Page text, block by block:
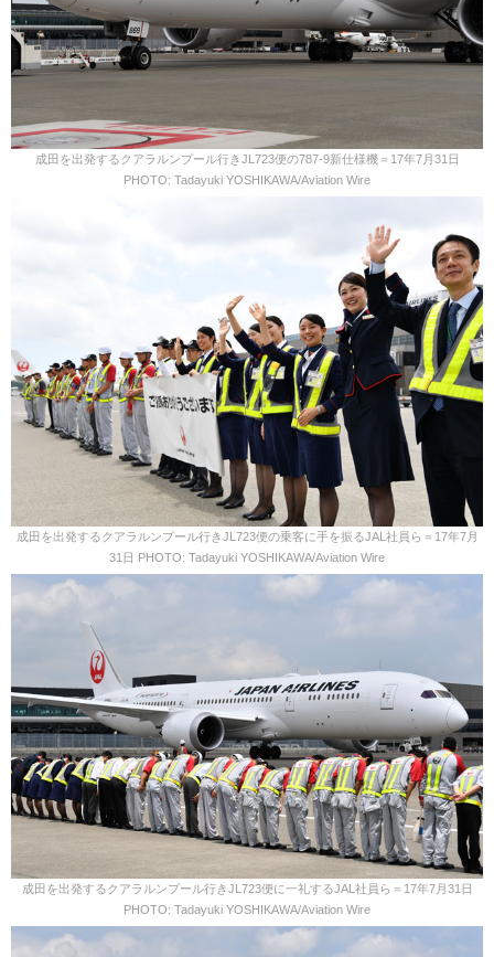
成田を出発するクアラルンプール行きJL723便の787-9新仕様機＝17年7月31日
PHOTO: Tadayuki YOSHIKAWA/Aviation Wire
成田を出発するクアラルンプール行きJL723便の乗客に手を振るJAL社員ら＝17年7月
31日 PHOTO: Tadayuki YOSHIKAWA/Aviation Wire
成田を出発するクアラルンプール行きJL723便に一礼するJAL社員ら＝17年7月31日
PHOTO: Tadayuki YOSHIKAWA/Aviation Wire